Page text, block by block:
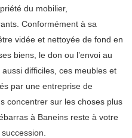
du mobilier,
Conformément à sa
vidée et nettoyée de fond en
biens, le don ou l’envoi au
difficiles, ces meubles et
par une entreprise de
concentrer sur les choses plus
à Baneins reste à votre